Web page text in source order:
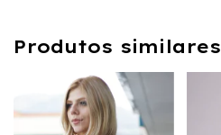
Produtos similares